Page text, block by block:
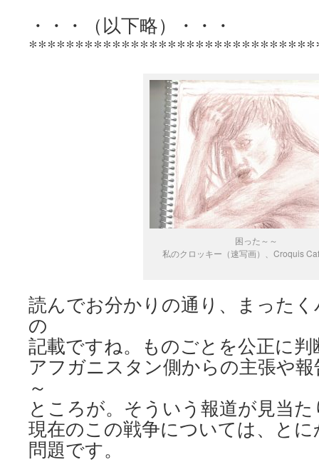
・・・（以下略）・・・
困った～～
私のクロッキー（速写画）、Croquis
読んでお分かりの通り、まった
の
記載ですね。ものごとを公正に
アフガニスタン側からの主張や
～
ところが。そういう報道が見当
現在のこの戦争については、と
問題です。